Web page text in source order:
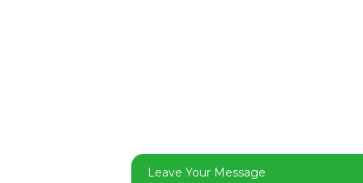
Leave Your Message